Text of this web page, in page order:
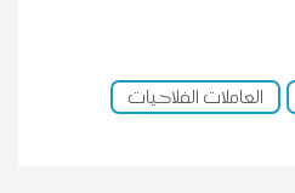
العاملات الفلاحيات